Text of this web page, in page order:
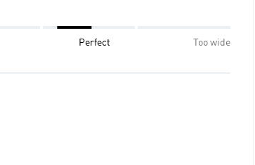
Perfect Too wide